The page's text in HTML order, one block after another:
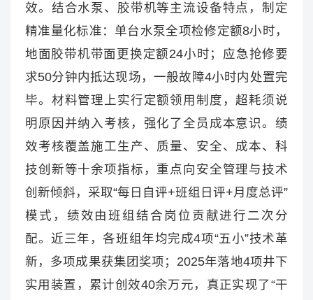
效。结合水泵、胶带机等主流设备特点，制定
精准量化标准：单台水泵全项检修定额8小时，
地面胶带机带面更换定额24小时；应急抢修要
求50分钟内抵达现场，一般故障4小时内处置完
毕。材料管理上实行定额领用制度，超耗须说
明原因并纳入考核，强化了全员成本意识。绩
效考核覆盖施工生产、质量、安全、成本、科
技创新等十余项指标，重点向安全管理与技术
创新倾斜，采取“每日自评+班组日评+月度总评”
模式，绩效由班组结合岗位贡献进行二次分
配。近三年，各班组年均完成4项“五小”技术革
新，多项成果获集团奖项；2025年落地4项井下
实用装置，累计创效40余万元，真正实现了“干